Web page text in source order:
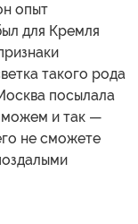
опыт
для Кремля
такого рода
посылала
можем и так —
не сможете